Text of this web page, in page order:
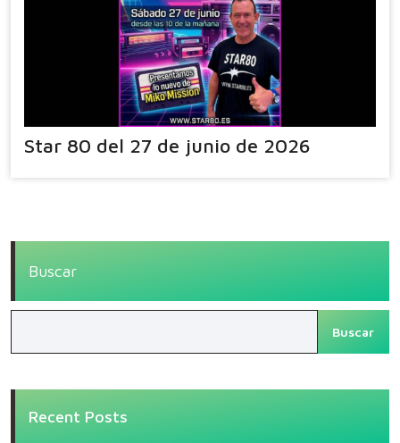
Star 80 del 27 de junio de 2026
Buscar
Buscar
Recent Posts